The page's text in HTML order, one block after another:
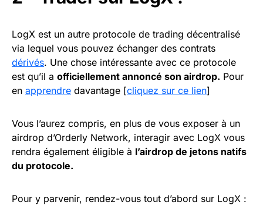
LogX est un autre protocole de trading décentralisé
via lequel vous pouvez échanger des contrats
dérivés. Une chose intéressante avec ce protocole
est qu’il a officiellement annoncé son airdrop. Pour
en apprendre davantage [cliquez sur ce lien]
Vous l’aurez compris, en plus de vous exposer à un
airdrop d’Orderly Network, interagir avec LogX vous
rendra également éligible à l’airdrop de jetons natifs
du protocole.
Pour y parvenir, rendez-vous tout d’abord sur LogX :